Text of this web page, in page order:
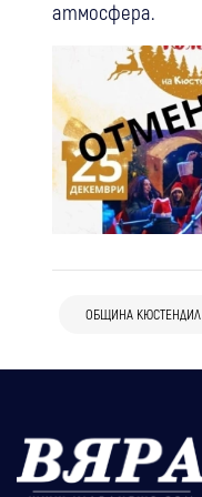
атмосфера.
ОБЩИНА КЮСТЕНДИЛ